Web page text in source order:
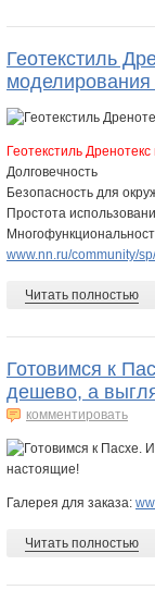
Геотекстиль
Геотекстиль
Долговечность
Безопасность для
Простота
www.nn.ru/community/
Читать полностью
Готовимся к
дешево, а
комментировать
Галерея для заказа:
Читать полностью